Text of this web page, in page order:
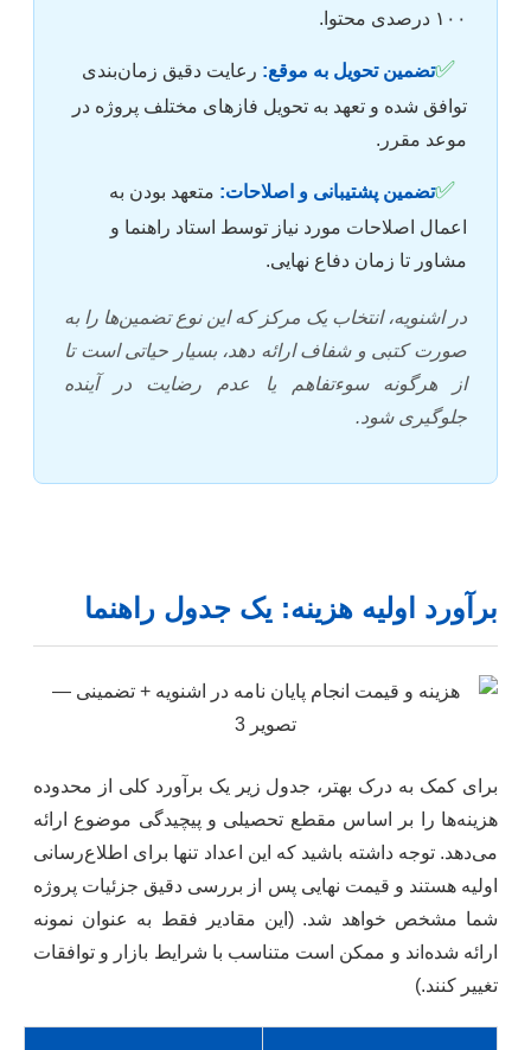
۱۰۰ درصدی محتوا.
✅تضمین تحویل به موقع: رعایت دقیق زمان‌بندی
توافق شده و تعهد به تحویل فازهای مختلف پروژه در
موعد مقرر.
✅تضمین پشتیبانی و اصلاحات: متعهد بودن به
اعمال اصلاحات مورد نیاز توسط استاد راهنما و
مشاور تا زمان دفاع نهایی.
در اشنویه، انتخاب یک مرکز که این نوع تضمین‌ها را به
صورت کتبی و شفاف ارائه دهد، بسیار حیاتی است تا
از هرگونه سوءتفاهم یا عدم رضایت در آینده
جلوگیری شود.
برآورد اولیه هزینه: یک جدول راهنما
برای کمک به درک بهتر، جدول زیر یک برآورد کلی از محدوده
هزینه‌ها را بر اساس مقطع تحصیلی و پیچیدگی موضوع ارائه
می‌دهد. توجه داشته باشید که این اعداد تنها برای اطلاع‌رسانی
اولیه هستند و قیمت نهایی پس از بررسی دقیق جزئیات پروژه
شما مشخص خواهد شد. (این مقادیر فقط به عنوان نمونه
ارائه شده‌اند و ممکن است متناسب با شرایط بازار و توافقات
تغییر کنند.)